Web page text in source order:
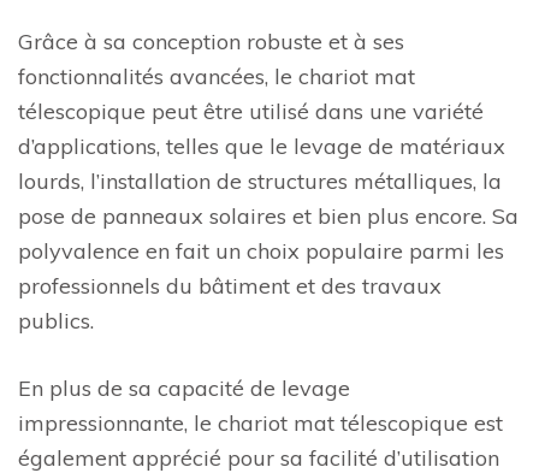
Grâce à sa conception robuste et à ses
fonctionnalités avancées, le chariot mat
télescopique peut être utilisé dans une variété
d’applications, telles que le levage de matériaux
lourds, l’installation de structures métalliques, la
pose de panneaux solaires et bien plus encore. Sa
polyvalence en fait un choix populaire parmi les
professionnels du bâtiment et des travaux
publics.
En plus de sa capacité de levage
impressionnante, le chariot mat télescopique est
également apprécié pour sa facilité d’utilisation